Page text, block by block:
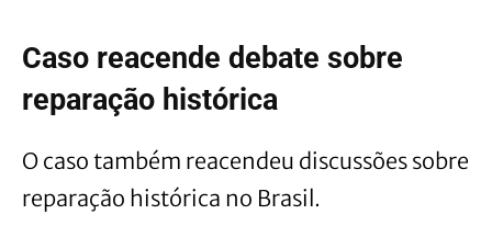
Caso reacende debate sobre
reparação histórica
O caso também reacendeu discussões sobre
reparação histórica no Brasil.